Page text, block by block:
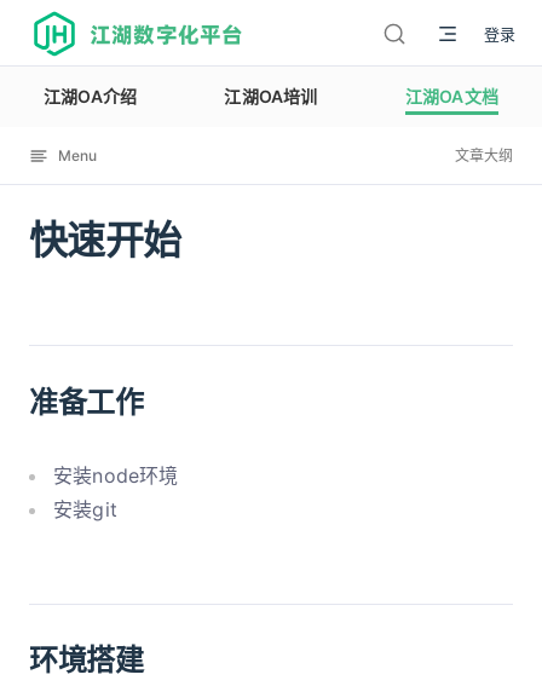
江湖数字化平台 登录
江湖OA介绍 江湖OA培训 江湖OA文档
Menu 文章大纲
快速开始
12135
准备工作
安装node环境
安装git
环境搭建